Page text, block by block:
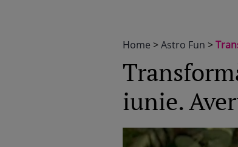
Home >Astro Fun >
iunie.